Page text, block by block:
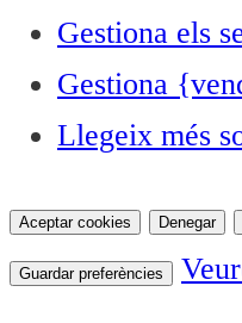
Gestiona els
Gestiona
Llegeix més
Aceptar cookies Denegar
Guardar preferències